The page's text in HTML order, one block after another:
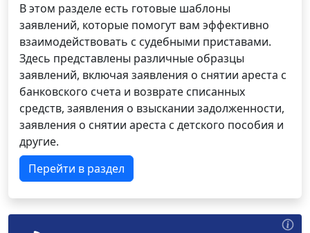
В этом разделе есть готовые шаблоны
заявлений, которые помогут вам эффективно
взаимодействовать с судебными приставами.
Здесь представлены различные образцы
заявлений, включая заявления о снятии ареста с
банковского счета и возврате списанных
средств, заявления о взыскании задолженности,
заявления о снятии ареста с детского пособия и
другие.
Перейти в раздел